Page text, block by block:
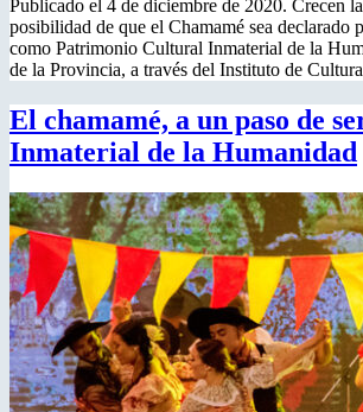
Publicado el 4 de diciembre de 2020. Crecen
posibilidad de que el Chamamé sea declarado
como Patrimonio Cultural Inmaterial de la
de la Provincia, a través del Instituto de
El chamamé, a un paso de
Inmaterial de la Humanidad